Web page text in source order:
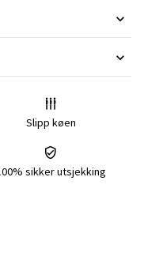
Slipp køen
sikker utsjekking